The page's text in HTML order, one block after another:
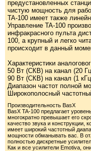
предустановленных
чистую мощность для
TA-100 имеет также
Управление TA-100
инфракрасного пульта
100, а крупный и легко
происходит в данный
Характеристики
50 Вт (СКВ) на канал (20
90 Вт (СКВ) на канал (1
Диапазон частот полной
Широкополосный
Производительность BasX
BasX TA-100 предлагает
многократно превышает его
качество звука и конструкции,
имеет широкий частотный
мощности обманывать вас. В
полностью дискретные
Как и все усилители Emotiva,